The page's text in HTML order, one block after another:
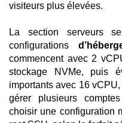
visiteurs plus élevées.
La section serveurs
configurations
commencent avec 2
stockage NVMe, puis
importants avec 16
gérer plusieurs
choisir une configuration